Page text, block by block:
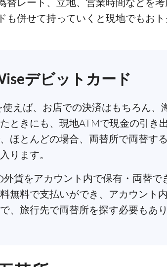
併せて持っていくと現地でもおト
デビットカード
使えば、お店での決済はもちろん、
ときにも、現地ATMで現金の引き
ほとんどの場合、両替所で両替す
ります。
貨をアカウント内で保有・両替で
無料で支払いができ、アカウント
、旅行先で両替所を探す必要もあり